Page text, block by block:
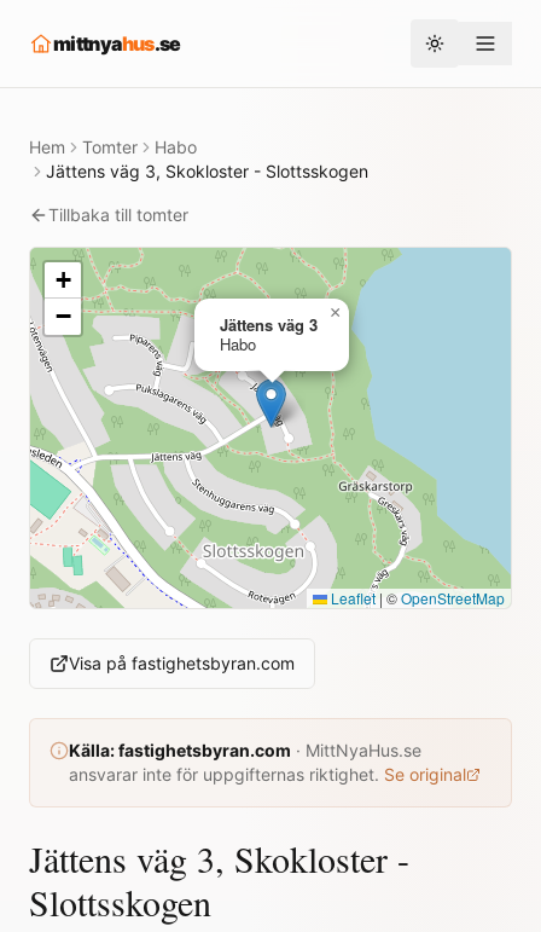
mittnyahus.se Toggle theme
Hem Tomter
Habo
Jättens väg 3, Skokloster - Slottsskogen
Tillbaka till tomter
Jättens väg 3
Habo
×
+
−
Leaflet | ©OpenStreetMap
Visa på fastighetsbyran.com
Källa:fastighetsbyran.com · MittNyaHus.se
ansvarar inte för uppgifternas riktighet. Se original
Jättens väg 3, Skokloster -
Slottsskogen